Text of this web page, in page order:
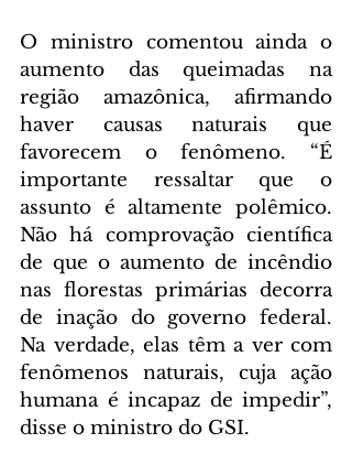
O ministro comentou ainda o
aumento das queimadas na
região amazônica, afirmando
haver causas naturais que
favorecem o fenômeno. “É
importante ressaltar que o
assunto é altamente polêmico.
Não há comprovação científica
de que o aumento de incêndio
nas florestas primárias decorra
de inação do governo federal.
Na verdade, elas têm a ver com
fenômenos naturais, cuja ação
humana é incapaz de impedir”,
disse o ministro do GSI.